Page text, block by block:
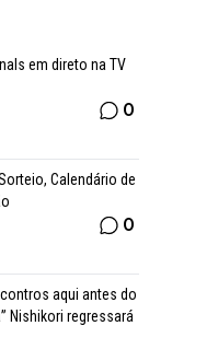
em direto na TV
0
Calendário de
0
aqui antes do
Nishikori regressará